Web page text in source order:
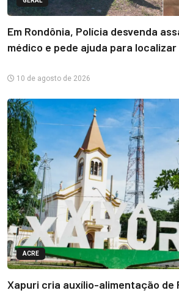
Em Rondônia, Polícia desvenda
médico e pede ajuda para
10 de agosto de 2026
ACRE
Xapuri cria auxílio-alimentação de